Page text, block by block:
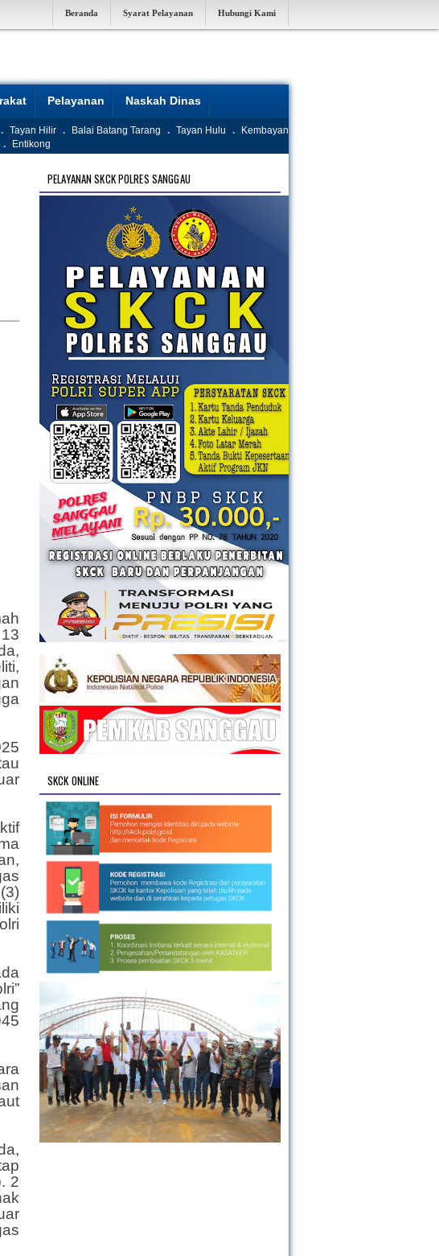
Beranda Syarat Pelayanan Hubungi Kami
Pelayanan Naskah Dinas
. Tayan Hilir . Balai Batang Tarang . Tayan Hulu .
Kembayan
. Entikong
2
PELAYANAN SKCK POLRES SANGGAU
SKCK ONLINE